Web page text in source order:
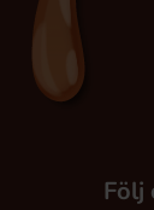
Följ